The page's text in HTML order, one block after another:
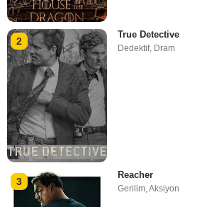
2
True Detective
Dedektif, Dram
3
Reacher
Gerilim,Aksiyon